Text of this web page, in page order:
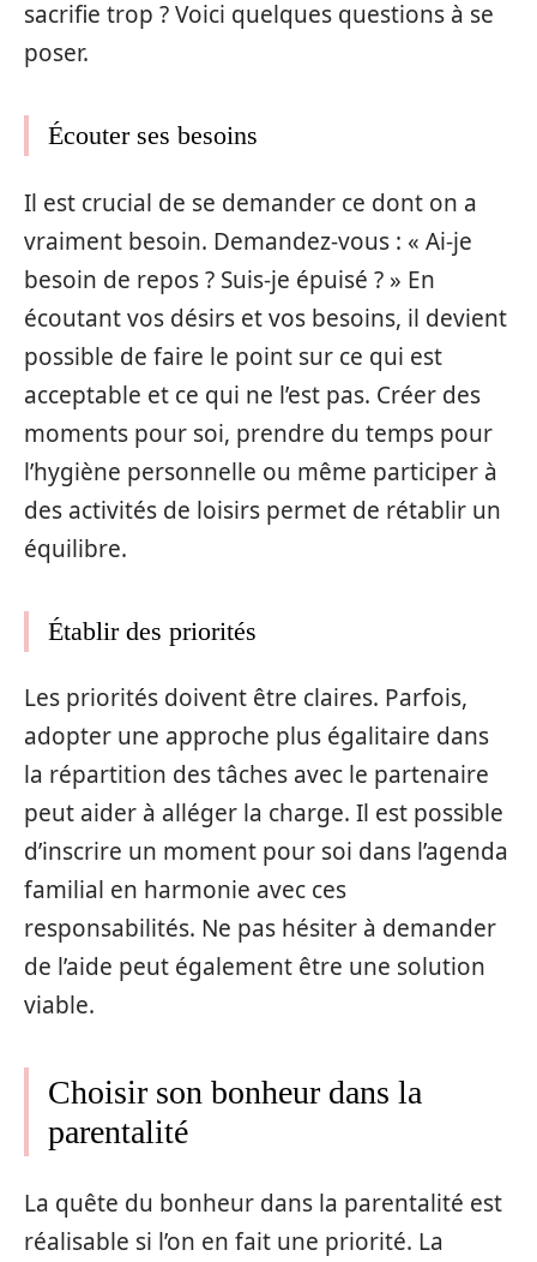
sacrifie trop ? Voici quelques questions à se
poser.
Écouter ses besoins
Il est crucial de se demander ce dont on a
vraiment besoin. Demandez-vous : « Ai-je
besoin de repos ? Suis-je épuisé ? » En
écoutant vos désirs et vos besoins, il devient
possible de faire le point sur ce qui est
acceptable et ce qui ne l’est pas. Créer des
moments pour soi, prendre du temps pour
l’hygiène personnelle ou même participer à
des activités de loisirs permet de rétablir un
équilibre.
Établir des priorités
Les priorités doivent être claires. Parfois,
adopter une approche plus égalitaire dans
la répartition des tâches avec le partenaire
peut aider à alléger la charge. Il est possible
d’inscrire un moment pour soi dans l’agenda
familial en harmonie avec ces
responsabilités. Ne pas hésiter à demander
de l’aide peut également être une solution
viable.
Choisir son bonheur dans la
parentalité
La quête du bonheur dans la parentalité est
réalisable si l’on en fait une priorité. La